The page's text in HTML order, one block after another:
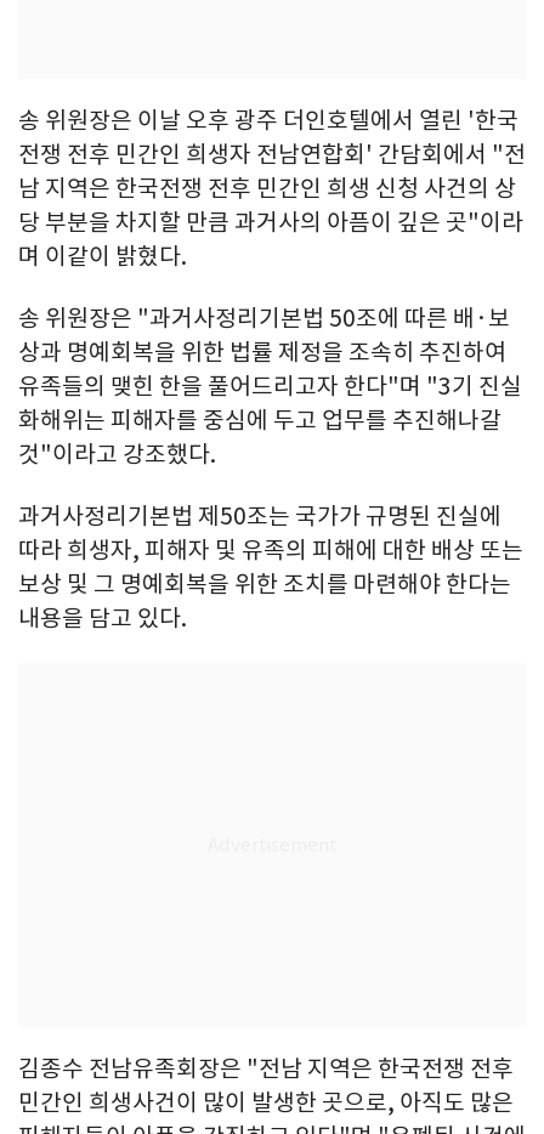
송 위원장은 이날 오후 광주 더인호텔에서 열린 '한국
전쟁 전후 민간인 희생자 전남연합회' 간담회에서 "전
남 지역은 한국전쟁 전후 민간인 희생 신청 사건의 상
당 부분을 차지할 만큼 과거사의 아픔이 깊은 곳"이라
며 이같이 밝혔다.
송 위원장은 "과거사정리기본법 50조에 따른 배·보
상과 명예회복을 위한 법률 제정을 조속히 추진하여
유족들의 맺힌 한을 풀어드리고자 한다"며 "3기 진실
화해위는 피해자를 중심에 두고 업무를 추진해나갈
것"이라고 강조했다.
과거사정리기본법 제50조는 국가가 규명된 진실에
따라 희생자, 피해자 및 유족의 피해에 대한 배상 또는
보상 및 그 명예회복을 위한 조치를 마련해야 한다는
내용을 담고 있다.
김종수 전남유족회장은 "전남 지역은 한국전쟁 전후
민간인 희생사건이 많이 발생한 곳으로, 아직도 많은